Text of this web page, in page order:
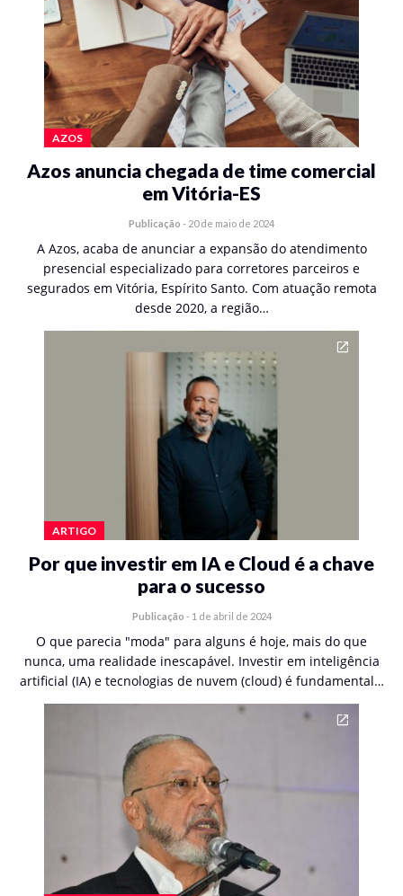
AZOS
Azos anuncia chegada de time comercial
em Vitória-ES
Publicação - 20 de maio de 2024
A Azos, acaba de anunciar a expansão do atendimento
presencial especializado para corretores parceiros e
segurados em Vitória, Espírito Santo. Com atuação remota
desde 2020, a região…
ARTIGO
Por que investir em IA e Cloud é a chave
para o sucesso
Publicação - 1 de abril de 2024
O que parecia "moda" para alguns é hoje, mais do que
nunca, uma realidade inescapável. Investir em inteligência
artificial (IA) e tecnologias de nuvem (cloud) é fundamental…